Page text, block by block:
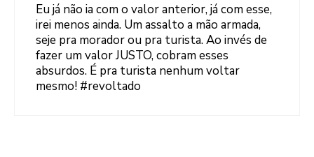
Eu já não ia com o valor anterior, já com esse,
irei menos ainda. Um assalto a mão armada,
seje pra morador ou pra turista. Ao invés de
fazer um valor JUSTO, cobram esses
absurdos. É pra turista nenhum voltar
mesmo! #revoltado